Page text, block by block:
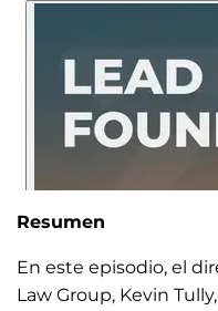
Resumen
En este episodio, el
Law Group, Kevin